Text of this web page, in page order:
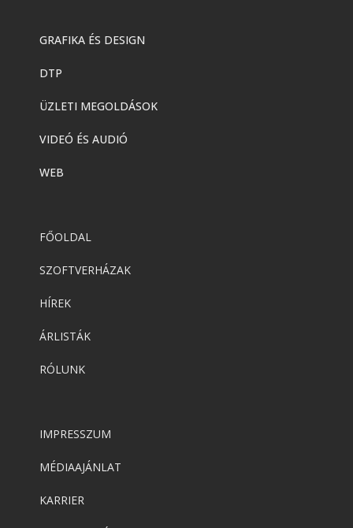
GRAFIKA ÉS DESIGN
DTP
ÜZLETI MEGOLDÁSOK
VIDEÓ ÉS AUDIÓ
WEB
FŐOLDAL
SZOFTVERHÁZAK
HÍREK
ÁRLISTÁK
RÓLUNK
IMPRESSZUM
MÉDIAAJÁNLAT
KARRIER